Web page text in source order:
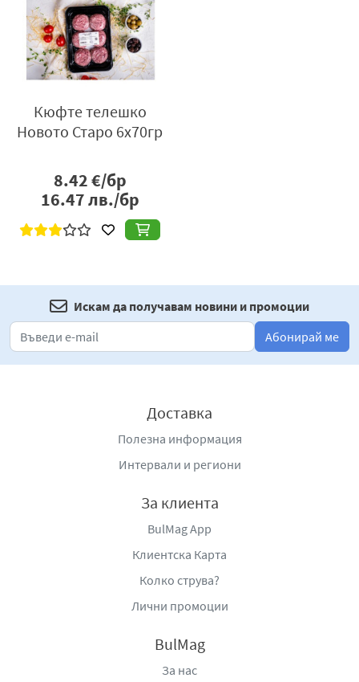
Кюфте телешко
Новото Старо 6x70гр
8.42€/бр
16.47лв./бр
Искам да получавам новини и промоции
Абонирай ме
Доставка
Полезна информация
Интервали и региони
За клиента
BulMag App
Клиентска Карта
Колко струва?
Лични промоции
BulMag
За нас